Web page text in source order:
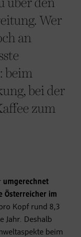
über den
Wer
an
beim
bei der
zum
umgerechnet
Österreicher im
Kopf rund 8,3
Jahr. Deshalb
beim